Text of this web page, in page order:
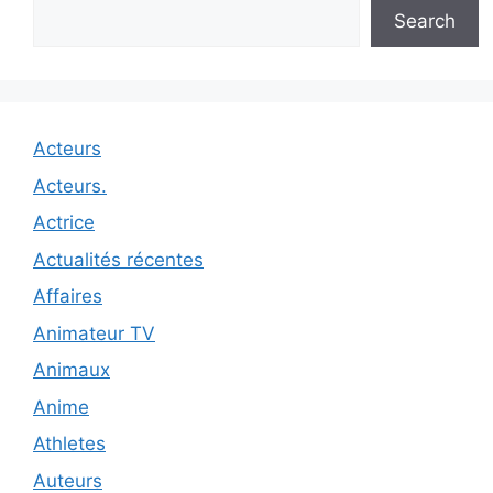
Search
Acteurs
Acteurs.
Actrice
Actualités récentes
Affaires
Animateur TV
Animaux
Anime
Athletes
Auteurs